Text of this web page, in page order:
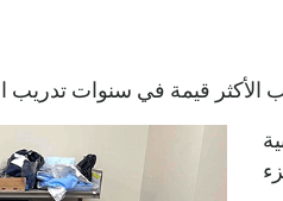
الأكثر قيمة في سنوات تدريب